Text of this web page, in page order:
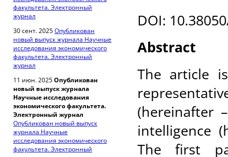
факультета. Электронный
журнал
30 сент. 2025Опубликован
новый выпуск журнала Научные
исследования экономического
факультета. Электронный
журнал
11 июн. 2025Опубликован
новый выпуск журнала
Научные исследования
экономического факультета.
Электронный журнал
Опубликован новый выпуск
журнала Научные
исследования экономического
факультета. Электронный
DOI:
Abstract
The article
(hereinafter
intelligence
The first